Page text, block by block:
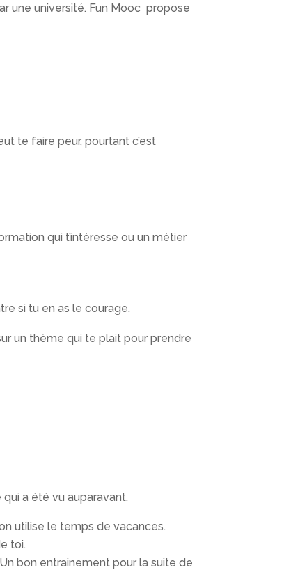
une université. Fun Mooc propose
te faire peur, pourtant c’est
qui t’intéresse ou un métier
si tu en as le courage.
un thème qui te plait pour prendre
a été vu auparavant.
utilise le temps de vacances.
toi.
bon entrainement pour la suite de